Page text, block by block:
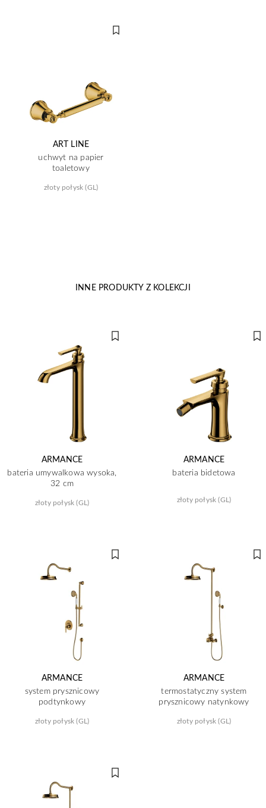
ART LINE
uchwyt na papier
toaletowy
złoty połysk (GL)
INNE PRODUKTY Z KOLEKCJI
ARMANCE
bateria umywalkowa wysoka,
32 cm
złoty połysk (GL)
ARMANCE
bateria bidetowa
złoty połysk (GL)
ARMANCE
system prysznicowy
podtynkowy
złoty połysk (GL)
ARMANCE
termostatyczny system
prysznicowy natynkowy
złoty połysk (GL)